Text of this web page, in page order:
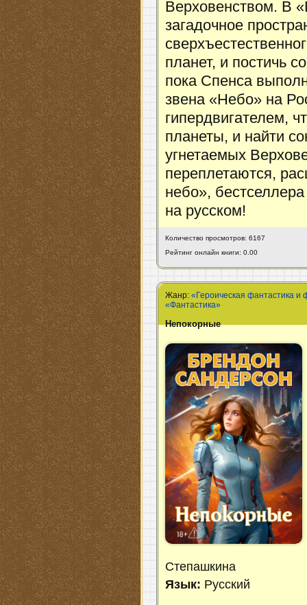
Верховенством. В
загадочное
планет, и постичь
пока Спенса
звена «Небо» на
гипердвигателем,
планеты, и найти
угнетаемых
переплетаются,
небо»,
на русском!
Количество просмотров: 6167
Рейтинг онлайн книги: 0.00
Жанр:«Героическая фантастика и
«Фантастика»
Непокорные
Степашкина
Язык: Русский